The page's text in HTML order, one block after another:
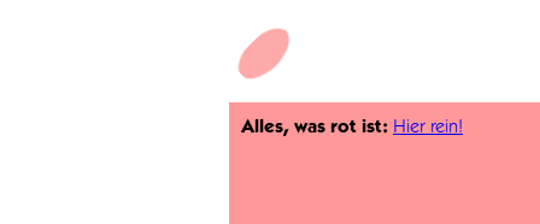
Alles, was rot ist: Hier rein!